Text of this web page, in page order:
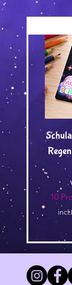
10